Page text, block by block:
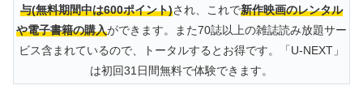
与(無料期間中は600ポイント)され、これで新作映画のレンタル
や電子書籍の購入ができます。また70誌以上の雑誌読み放題サー
ビス含まれているので、トータルするとお得です。「U-NEXT」
は初回31日間無料で体験できます。